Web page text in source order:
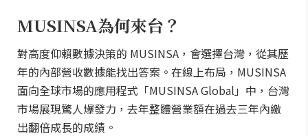
MUSINSA為何來台？
對高度仰賴數據決策的 MUSINSA，會選擇台灣，從其歷
年的內部營收數據能找出答案。在線上布局，MUSINSA
面向全球市場的應用程式「MUSINSA Global」中，台灣
市場展現驚人爆發力，去年整體營業額在過去三年內繳
出翻倍成長的成績。